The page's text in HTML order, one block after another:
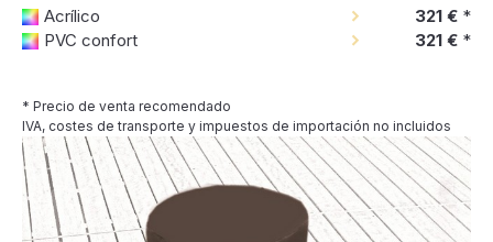
Acrílico
321 € *
PVC confort
321 € *
* Precio de venta recomendado
IVA, costes de transporte y impuestos de importación no incluidos